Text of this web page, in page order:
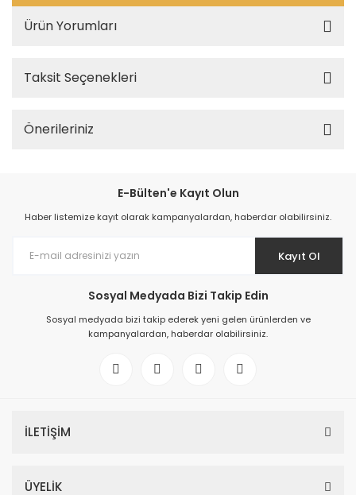
Ürün Yorumları
Taksit Seçenekleri
Önerileriniz
E-Bülten'e Kayıt Olun
Haber listemize kayıt olarak kampanyalardan, haberdar olabilirsiniz.
Kayıt Ol
Sosyal Medyada Bizi Takip Edin
Sosyal medyada bizi takip ederek yeni gelen ürünlerden ve
kampanyalardan, haberdar olabilirsiniz.
İLETİŞİM
ÜYELİK